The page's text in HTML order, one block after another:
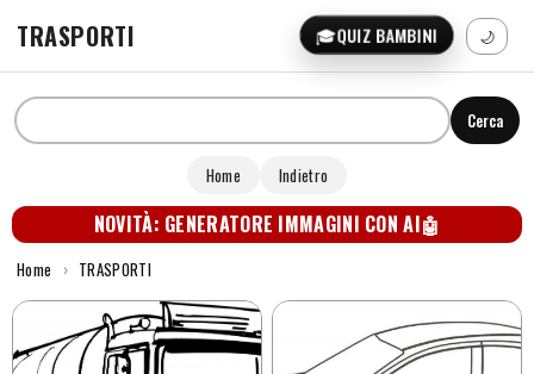
TRASPORTI 🎓QUIZ BAMBINI 🌙
Cerca
Home Indietro
NOVITÀ: GENERATORE IMMAGINI CON AI🤖
Home › TRASPORTI